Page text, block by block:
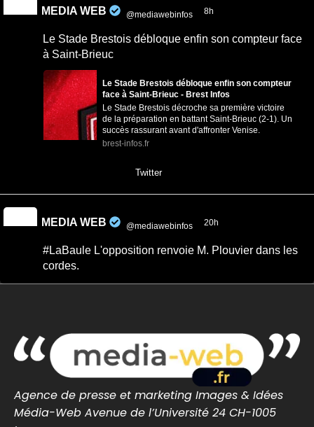
MEDIA WEB @mediawebinfos 8h
Le Stade Brestois débloque enfin son compteur face
à Saint-Brieuc
Le Stade Brestois débloque enfin son compteur
face à Saint-Brieuc - Brest Infos
Le Stade Brestois décroche sa première victoire
de la préparation en battant Saint-Brieuc (2-1). Un
succès rassurant avant d'affronter Venise.
brest-infos.fr
Twitter
MEDIA WEB @mediawebinfos 20h
#LaBaule L'opposition renvoie M. Plouvier dans les
cordes.
Passionnément Baulois répond aux critiques de
Mr. Plouvier relayées par ...
cotedamour-infos.fr
0 0 Twitter
Agence de presse et marketing Images & Idées
Média-Web Avenue de l’Université 24 CH-1005